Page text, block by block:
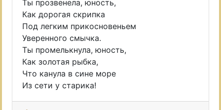
Ты прозвенела, юность,
Как дорогая скрипка
Под легким прикосновеньем
Уверенного смычка.
Ты промелькнула, юность,
Как золотая рыбка,
Что канула в сине море
Из сети у старика!